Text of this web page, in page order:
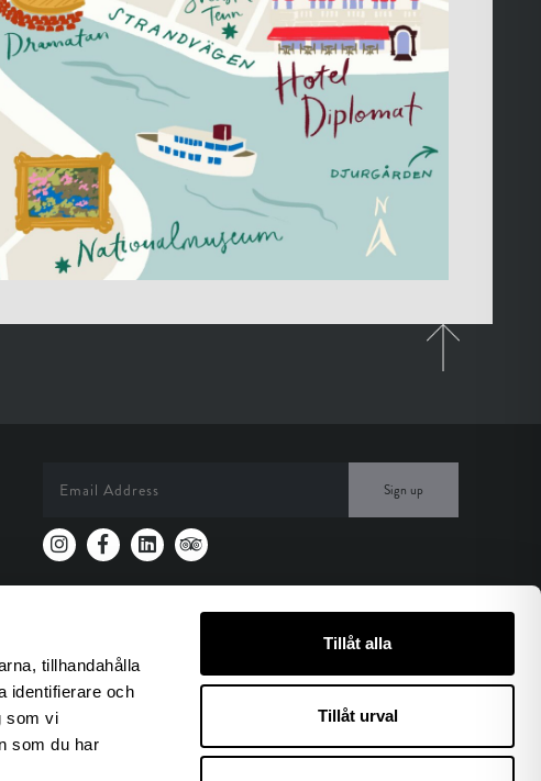
tillhandahålla
identifierare och
som vi
som du har
Tillåt alla
Tillåt urval
Sign up